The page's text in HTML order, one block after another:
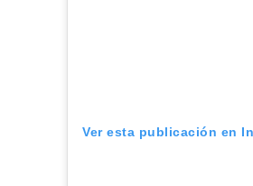
Ver esta publicación en